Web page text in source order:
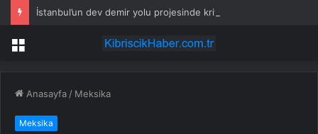
İstanbul’un dev demir yolu projesinde kritik tarih belli oldu
Menü
Anasayfa / Meksika
Meksika